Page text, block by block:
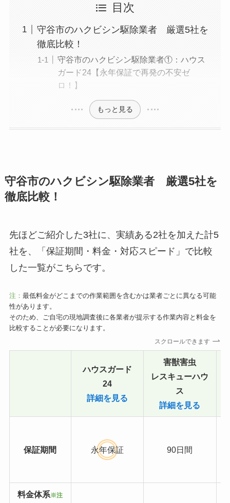
目次
守谷市のハクビシン駆除業者 厳選5社を
徹底比較！
守谷市のハクビシン駆除業者①：ハウス
ガード24【永年保証で再発の不安ゼ
ロ！】
もっと見る
守谷市のハクビシン駆除業者 厳選5社を
徹底比較！
先ほどご紹介した3社に、実績ある2社を加えた計5
社を、「保証期間・料金・対応スピード」で比較
した一覧がこちらです。
注： 最低料金がどこまでの作業範囲を含むかは業者ごとに異なる可能
性があります。
そのため、ご自宅の現地調査後に各業者が提示する作業内容と料金を
比較することが必要になります。
スクロールできます
ハウスガード
24
詳細を見る
害獣害虫
レスキューハウ
ス
詳細を見る
保証期間 永年保証 90日間
料金体系※注